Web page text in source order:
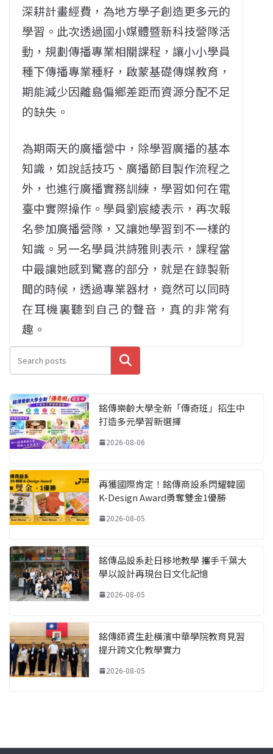
深耕計畫經費，為地方學子創造更多元的
學習。此次透過國小媒體暨新科技營隊活
動，規劃傳播專業相關課程，讓小小學員
種下傳播專業種籽，啟蒙基礎傳媒教育，
期能減少因離島偏鄉差距而資源分配不足
的缺失。
為期兩天的廣播營中，除學習廣播的基本
知識，如說話技巧、廣播節目製作流程之
外，也進行廣播實務訓練，學習如何在電
臺中實際操作。學員劉宸綾表示，再次報
名參加廣播營隊，又讓她學習到不一樣的
知識。另一名學員洪詩雅則表示，課程當
中最讓她感到驚喜的部分，就是在錄製新
聞的時候，透過專業器材，竟然可以同時
在耳機裏聽到自己的聲音，真的非常有
趣。
搜尋
銘傳樂齡大學全新「傳奇班」招生中
打造多元學習新選擇
2026-08-06
再獲國際肯定！銘傳商設系閃耀韓國
K-Design Award勇奪雙金1優勝
2026-08-05
銘傳品設系赴日移地教學 攜手千葉大
學以設計再現台日文化記憶
2026-08-05
銘傳師資生赴橫濱中華學院教育見習
提升跨文化教學實力
2026-08-05